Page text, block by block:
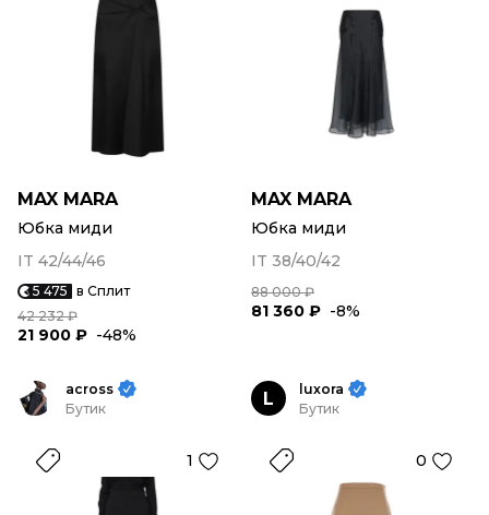
MAX MARA
Юбка миди
IT 42/44/46
5 475 в Сплит
42 232 ₽
21 900 ₽ -48%
MAX MARA
Юбка миди
IT 38/40/42
88 000 ₽
81 360 ₽ -8%
across
Бутик
1
L
luxora
Бутик
0